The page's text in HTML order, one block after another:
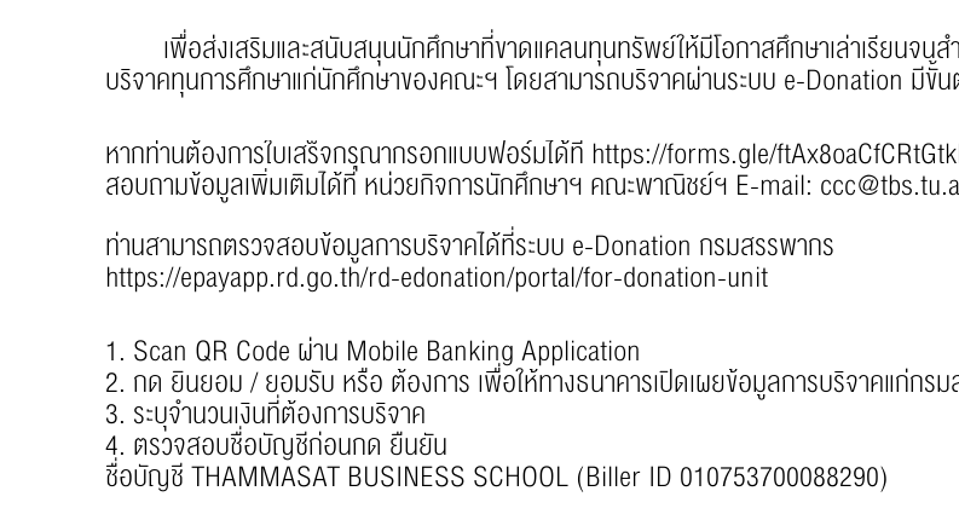
เพื่อส่งเสริมและสนับสนุนนักศึกษาที่ขาดแคลนทุนทรัพย์ให้มีโอกาสศึกษาเล่าเรียนจน
บริจาคทุนการศึกษาแก่นักศึกษาของคณะฯ โดยสามารถบริจาคผ่านระบบ e-Donation มีขั้
หากท่านต้องการใบเสร็จกรุณากรอกแบบฟอร์มได้ที่ https://forms.gle/
สอบถามข้อมูลเพิ่มเติมได้ที่ หน่วยกิจการนักศึกษาฯ คณะพาณิชย์ฯ E-mail:
ท่านสามารถตรวจสอบข้อมูลการบริจาคได้ที่ระบบ e-Donation กรมสรรพากร
https://epayapp.rd.go.th/rd-edonation/portal/for-donation-unit
1. Scan QR Code ผ่าน Mobile Banking Application
2. กด ยินยอม / ยอมรับ หรือ ต้องการ เพื่อให้ทางธนาคารเปิดเผยข้อมูลการบริจาคแก่กร
3. ระบุจำนวนเงินที่ต้องการบริจาค
4. ตรวจสอบชื่อบัญชีก่อนกด ยืนยัน
ชื่อบัญชี THAMMASAT BUSINESS SCHOOL (Biller ID 010753700088290)